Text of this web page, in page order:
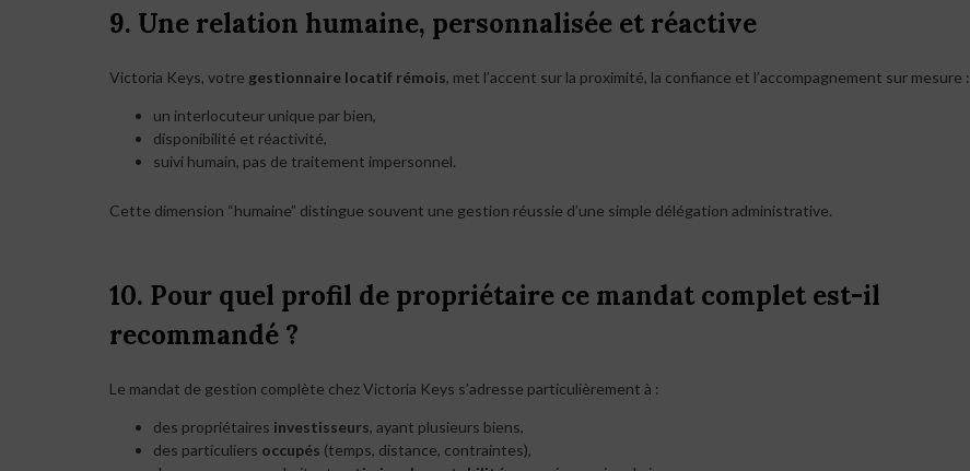
9. Une relation humaine, personnalisée et réactive
Victoria Keys, votre gestionnaire locatif rémois, met l’accent sur la proximité, la confiance et l’accompagnement sur mesure :
un interlocuteur unique par bien,
disponibilité et réactivité,
suivi humain, pas de traitement impersonnel.
Cette dimension “humaine” distingue souvent une gestion réussie d’une simple délégation administrative.
10. Pour quel profil de propriétaire ce mandat complet est-il
recommandé ?
Le mandat de gestion complète chez Victoria Keys s’adresse particulièrement à :
des propriétaires investisseurs, ayant plusieurs biens,
des particuliers occupés (temps, distance, contraintes),